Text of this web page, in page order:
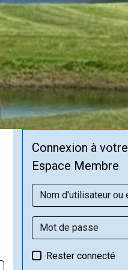
Connexion à votre
Espace Membre
Rester connecté